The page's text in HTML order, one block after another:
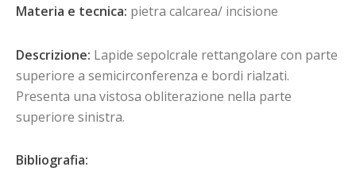
Materia e tecnica: pietra calcarea/ incisione
Descrizione: Lapide sepolcrale rettangolare con parte
superiore a semicirconferenza e bordi rialzati.
Presenta una vistosa obliterazione nella parte
superiore sinistra.
Bibliografia: